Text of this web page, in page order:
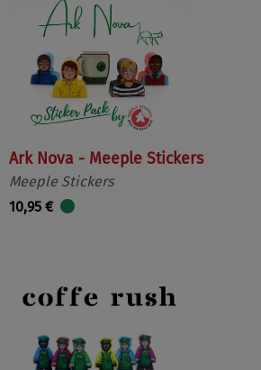
Ark Nova - Meeple Stickers
Meeple Stickers
10,95 €